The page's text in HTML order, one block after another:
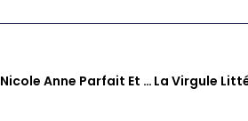
La Virgule Littéraire Tous Créoles : Nicole Anne Parfait Et L’avenir Des Imaginaires Créoles